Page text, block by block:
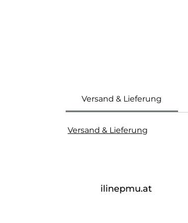
Versand & Lieferung
Versand & Lieferung
ilinepmu.at